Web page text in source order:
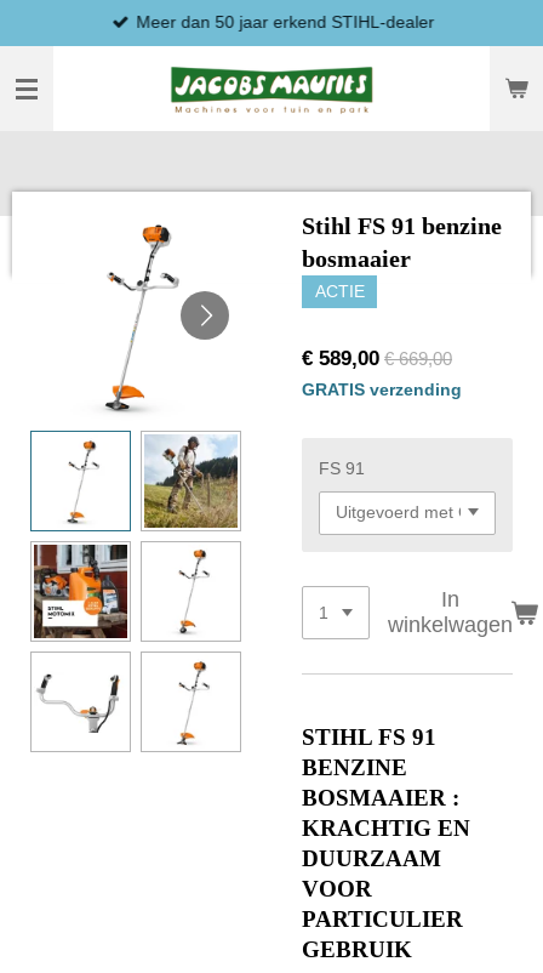
direct
naar
hoofdinhoud
Meer dan 50 jaar erkend STIHL-dealer
Stihl FS 91 benzine
bosmaaier
ACTIE
€ 589,00 € 669,00
GRATIS verzending
FS 91
In
winkelwagen
STIHL FS 91
BENZINE
BOSMAAIER :
KRACHTIG EN
DUURZAAM
VOOR
PARTICULIER
GEBRUIK